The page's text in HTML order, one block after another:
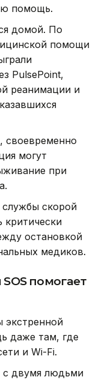
помощь.
домой. По
помощи
PulsePoint,
реанимации и
своевременно
могут
при
службы скорой
критически
остановкой
медиков.
помогает
экстренной
даже там, где
и Wi-Fi.
с двумя людьми